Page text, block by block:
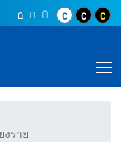
วนภูมิ
กปุ่มปรับตัวอักษรให้เป็นขนา
กปุ่มเพิ่มขนาดตัวอักษร
ก ปุ่มเพิ่มขนาดตั
ปุ่มปรับสีตัวอัก
ปุ่มปรับสี
ปุ่ม
ารประปาส่ว
ราย